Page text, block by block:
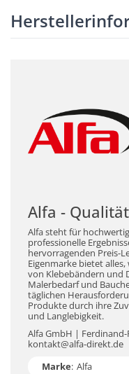
Alfa -
Alfa steht für
professionelle
hervorragenden Preis-
Eigenmarke bietet
von Klebebändern und
Malerbedarf und
täglichen
Produkte durch ihre
und Langlebigkeit.
Alfa GmbH | Ferdinand-
kontakt@alfa-direkt.de
Marke: Alfa